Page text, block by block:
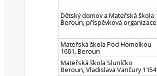
Dětský domov a Mateřská škola
Beroun, příspěvková organizace
Mateřská škola Pod Homolkou
1601, Beroun
Mateřská škola Sluníčko
Beroun, Vladislava Vančury 1154